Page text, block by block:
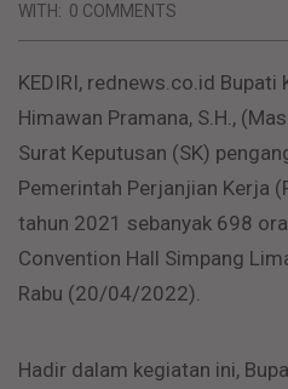
WITH: 0 COMMENTS
KEDIRI, rednews.co.id Bupati
Himawan Pramana, S.H.,
Surat Keputusan (SK)
Pemerintah Perjanjian Kerja
tahun 2021 sebanyak 698
Convention Hall Simpang
Rabu (20/04/2022).
Hadir dalam kegiatan ini,